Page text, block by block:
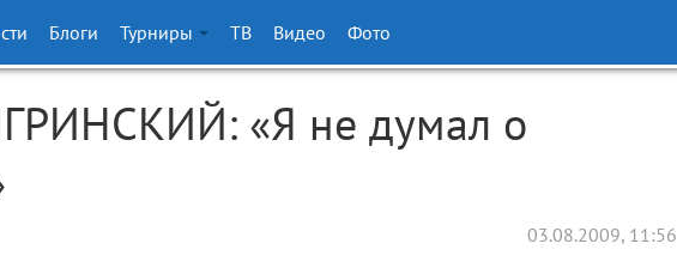
Блоги Турниры ТВ Видео Фото
«Я не думал о
03.08.2009, 11:56